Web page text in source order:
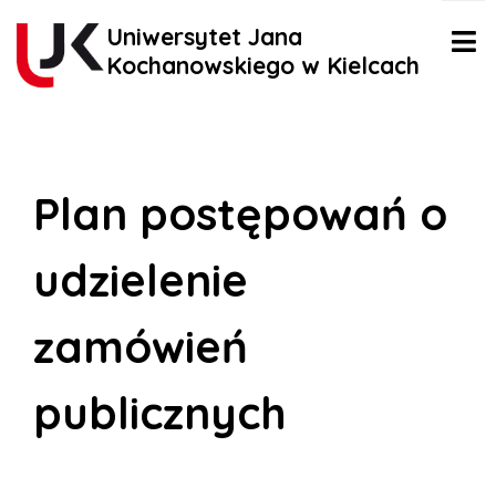
Uniwersytet Jana
Kochanowskiego w Kielcach
Plan postępowań o
udzielenie
zamówień
publicznych